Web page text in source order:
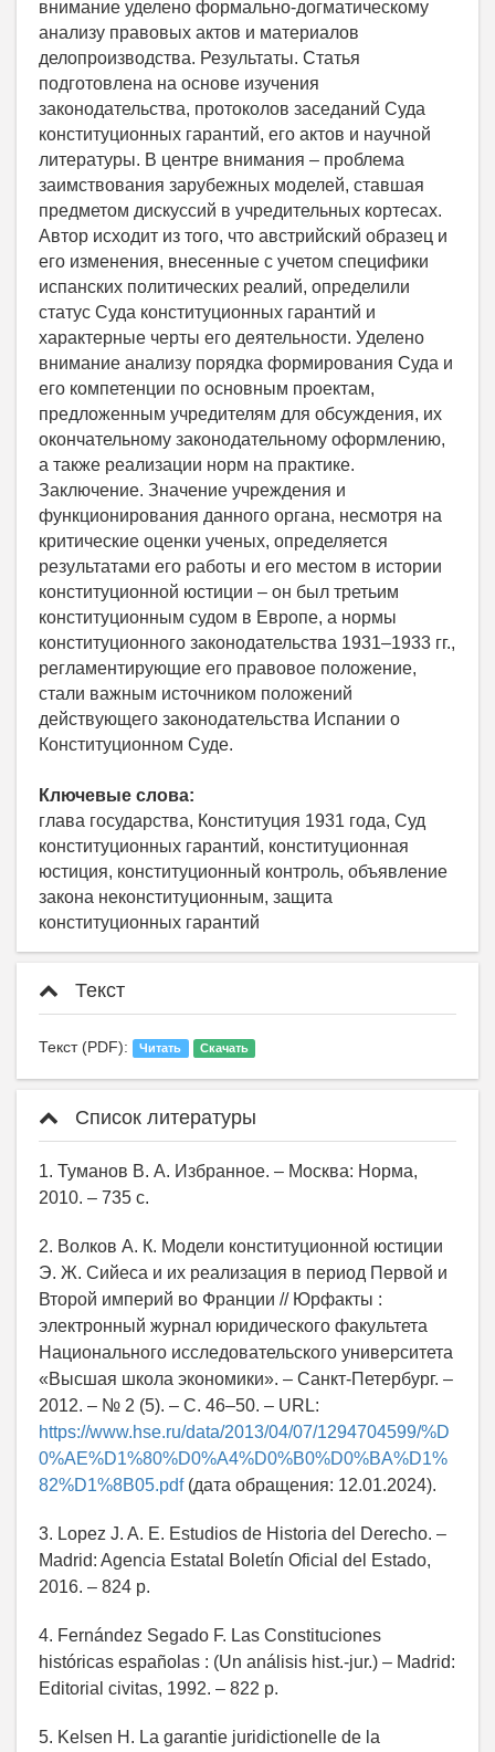
внимание уделено формально-догматическому
анализу правовых актов и материалов
делопроизводства. Результаты. Статья
подготовлена на основе изучения
законодательства, протоколов заседаний Суда
конституционных гарантий, его актов и научной
литературы. В центре внимания – проблема
заимствования зарубежных моделей, ставшая
предметом дискуссий в учредительных кортесах.
Автор исходит из того, что австрийский образец и
его изменения, внесенные с учетом специфики
испанских политических реалий, определили
статус Суда конституционных гарантий и
характерные черты его деятельности. Уделено
внимание анализу порядка формирования Суда и
его компетенции по основным проектам,
предложенным учредителям для обсуждения, их
окончательному законодательному оформлению,
а также реализации норм на практике.
Заключение. Значение учреждения и
функционирования данного органа, несмотря на
критические оценки ученых, определяется
результатами его работы и его местом в истории
конституционной юстиции – он был третьим
конституционным судом в Европе, а нормы
конституционного законодательства 1931–1933 гг.,
регламентирующие его правовое положение,
стали важным источником положений
действующего законодательства Испании о
Конституционном Суде.
Ключевые слова:
глава государства, Конституция 1931 года, Суд
конституционных гарантий, конституционная
юстиция, конституционный контроль, объявление
закона неконституционным, защита
конституционных гарантий
Текст
Текст (PDF): Читать Скачать
Список литературы
1. Туманов В. А. Избранное. – Москва: Норма,
2010. – 735 с.
2. Волков А. К. Модели конституционной юстиции
Э. Ж. Сийеса и их реализация в период Первой и
Второй империй во Франции // Юрфакты :
электронный журнал юридического факультета
Национального исследовательского университета
«Высшая школа экономики». – Санкт-Петербург. –
2012. – № 2 (5). – С. 46–50. – URL:
https://www.hse.ru/data/2013/04/07/1294704599/%D
0%AE%D1%80%D0%A4%D0%B0%D0%BA%D1%
82%D1%8B05.pdf(дата обращения: 12.01.2024).
3. Lopez J. A. E. Estudios de Historia del Derecho. –
Madrid: Agencia Estatal Boletín Oficial del Estado,
2016. – 824 p.
4. Fernández Segado F. Las Constituciones
históricas españolas : (Un análisis hist.-jur.) – Madrid:
Editorial civitas, 1992. – 822 p.
5. Kelsen H. La garantie juridictionelle de la